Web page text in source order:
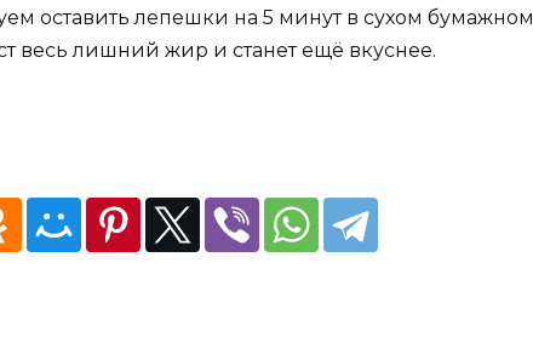
оставить лепешки на 5 минут в сухом бумажном
весь лишний жир и станет ещё вкуснее.